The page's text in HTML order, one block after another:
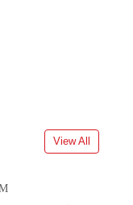
View All